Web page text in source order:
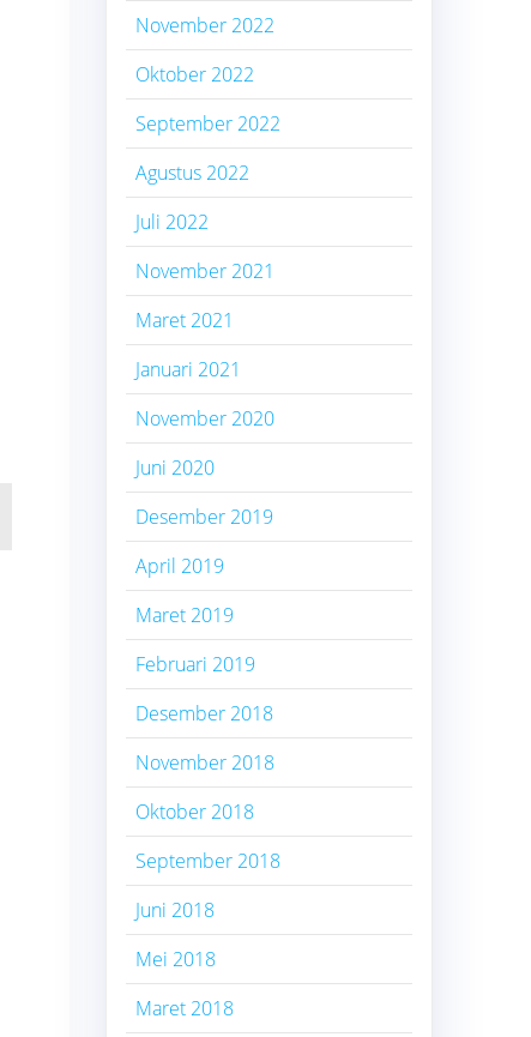
November 2022
Oktober 2022
September 2022
Agustus 2022
Juli 2022
November 2021
Maret 2021
Januari 2021
November 2020
Juni 2020
Desember 2019
April 2019
Maret 2019
Februari 2019
Desember 2018
November 2018
Oktober 2018
September 2018
Juni 2018
Mei 2018
Maret 2018